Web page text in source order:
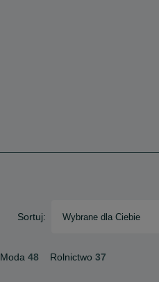
Sortuj: Wybrane dla Ciebie
Moda 48 Rolnictwo 37